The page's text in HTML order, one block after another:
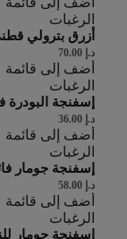
الرغبات
أزرق بترولي
د.إ
أضف إلى قائمة
الرغبات
إسفنجة البودرة
د.إ
أضف إلى قائمة
الرغبات
إسفنجة جومار
د.إ
أضف إلى قائمة
الرغبات
إسفنجة جومار